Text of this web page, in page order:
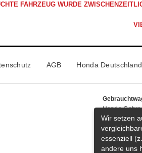
FAHRZEUG WURDE
AGB Honda Deutschland
Honda
Honda
Wir setzen
essenziell
andere uns